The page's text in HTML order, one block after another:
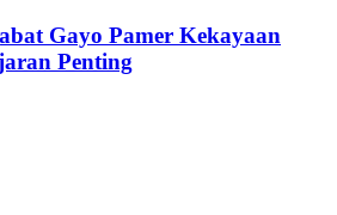
Gayo Pamer Kekayaan
Penting